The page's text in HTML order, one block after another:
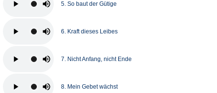
5. So baut der Gütige
6. Kraft dieses Leibes
7. Nicht Anfang, nicht Ende
8. Mein Gebet wächst